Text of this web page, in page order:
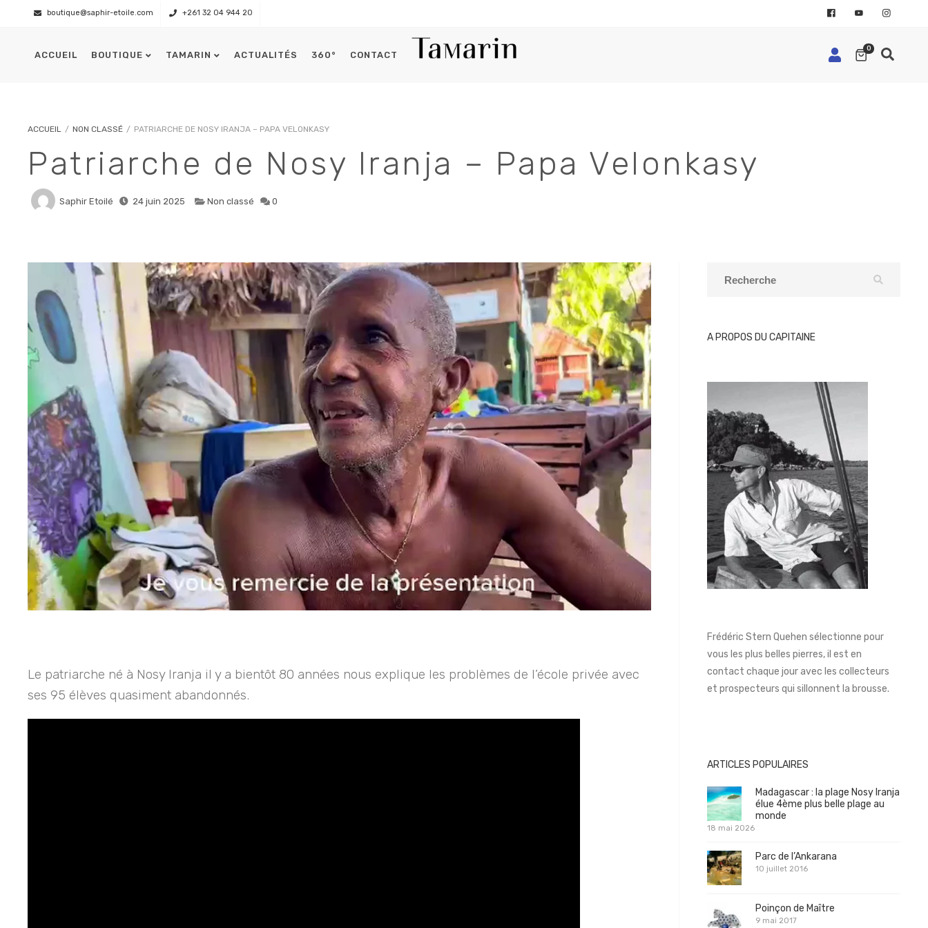
boutique@saphir-etoile.com +261 32 04 944 20
0
IDENTIFIANT OU E-MAIL OBLIGATOIRE
SE SOUVENIR DE MOI SE CONNECTER
Mot de passe perdu ?
ACCUEIL BOUTIQUE TAMARIN ACTUALITÉS 360° CONTACT
ACCUEIL / NON CLASSÉ / PATRIARCHE DE NOSY IRANJA – PAPA VELONKASY
Patriarche de Nosy Iranja – Papa Velonkasy
Saphir Etoilé 24 juin 2025 Non classé 0
Le patriarche né à Nosy Iranja il y a bientôt 80 années nous explique les problèmes de l’école privée avec
ses 95 élèves quasiment abandonnés.
A PROPOS DU CAPITAINE
Frédéric Stern Quehen sélectionne pour
vous les plus belles pierres, il est en
contact chaque jour avec les collecteurs
et prospecteurs qui sillonnent la brousse.
ARTICLES POPULAIRES
Madagascar : la plage Nosy Iranja
élue 4ème plus belle plage au
monde
18 mai 2026
Parc de l’Ankarana
10 juillet 2016
Poinçon de Maître
9 mai 2017